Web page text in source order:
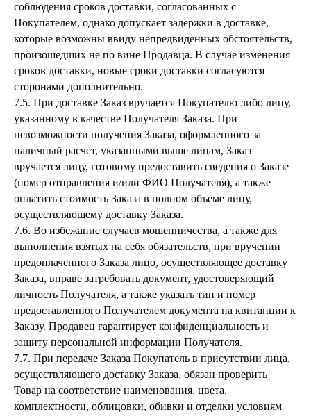
соблюдения сроков доставки, согласованных с
Покупателем, однако допускает задержки в доставке,
которые возможны ввиду непредвиденных обстоятельств,
произошедших не по вине Продавца. В случае изменения
сроков доставки, новые сроки доставки согласуются
сторонами дополнительно.
7.5. При доставке Заказ вручается Покупателю либо лицу,
указанному в качестве Получателя Заказа. При
невозможности получения Заказа, оформленного за
наличный расчет, указанными выше лицам, Заказ
вручается лицу, готовому предоставить сведения о Заказе
(номер отправления и/или ФИО Получателя), а также
оплатить стоимость Заказа в полном объеме лицу,
осуществляющему доставку Заказа.
7.6. Во избежание случаев мошенничества, а также для
выполнения взятых на себя обязательств, при вручении
предоплаченного Заказа лицо, осуществляющее доставку
Заказа, вправе затребовать документ, удостоверяющий
личность Получателя, а также указать тип и номер
предоставленного Получателем документа на квитанции к
Заказу. Продавец гарантирует конфиденциальность и
защиту персональной информации Получателя.
7.7. При передаче Заказа Покупатель в присутствии лица,
осуществляющего доставку Заказа, обязан проверить
Товар на соответствие наименования, цвета,
комплектности, облицовки, обивки и отделки условиям